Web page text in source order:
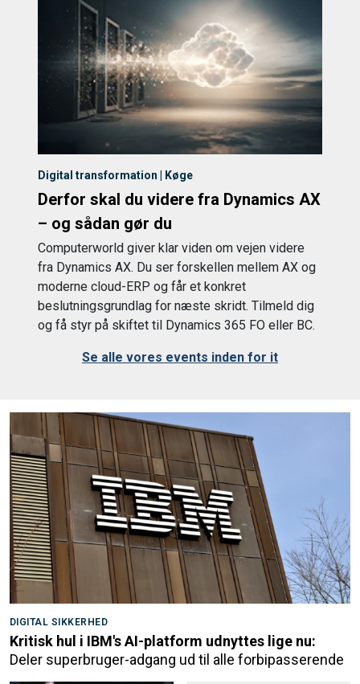
Digital transformation | Køge
Derfor skal du videre fra Dynamics AX
– og sådan gør du
Computerworld giver klar viden om vejen videre
fra Dynamics AX. Du ser forskellen mellem AX og
moderne cloud-ERP og får et konkret
beslutningsgrundlag for næste skridt. Tilmeld dig
og få styr på skiftet til Dynamics 365 FO eller BC.
Se alle vores events inden for it
DIGITAL SIKKERHED
Kritisk hul i IBM's AI-platform udnyttes lige nu:
Deler superbruger-adgang ud til alle forbipasserende